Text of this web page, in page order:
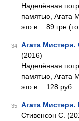
Наделённая
памятью, Агата
это в… 89 грн
34 Агата Мистери.
(2016)
Наделённая
памятью, Агата
это в… 128 руб
35 Агата Мистери.
Стивенсон С.